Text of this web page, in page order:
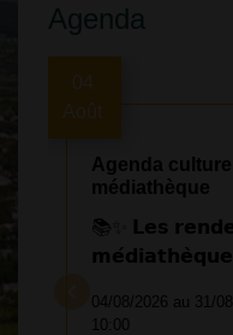
Agenda
04
Août
Agenda
médiathèque
📚✨ 𝗟𝗲𝘀
𝗺𝗲́𝗱𝗶𝗮𝘁𝗵𝗲̀𝗾𝘂𝗲
04/08/2026 au 31/
10:00